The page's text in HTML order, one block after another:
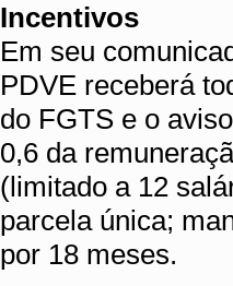
Incentivos
Em seu
PDVE receberá
do FGTS e o
0,6 da
(limitado a 12
parcela única;
por 18 meses.